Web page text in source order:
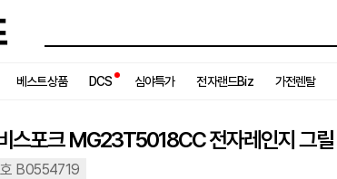
베스트상품 DCS 심야특가 전자랜드Biz 가전렌탈
스포크 MG23T5018CC 전자레인지 그
B0554719